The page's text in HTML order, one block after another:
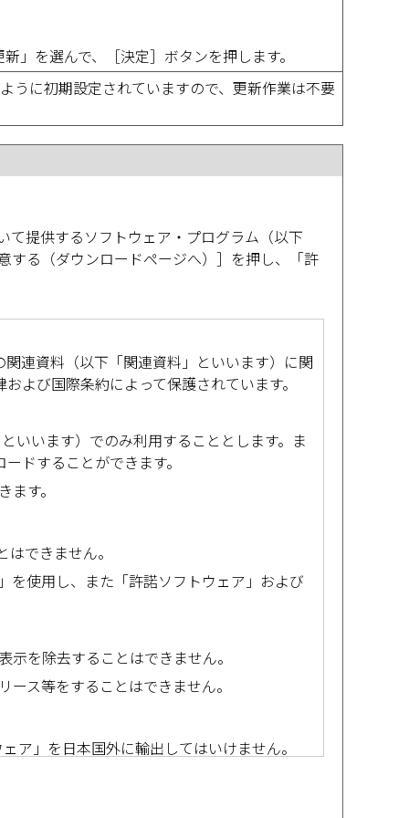
」を選んで、［決定］ボタンを押します。
うに初期設定されていますので、更新作業は不要
提供するソフトウェア・プログラム（以下
する（ダウンロードページへ）］を押し、「許
連資料（以下「関連資料」といいます）に関
よび国際条約によって保護されています。
いいます）でのみ利用することとします。ま
ドすることができます。
す。
できません。
を使用し、また「許諾ソフトウェア」および
を除去することはできません。
ス等をすることはできません。
ア」を日本国外に輸出してはいけません。